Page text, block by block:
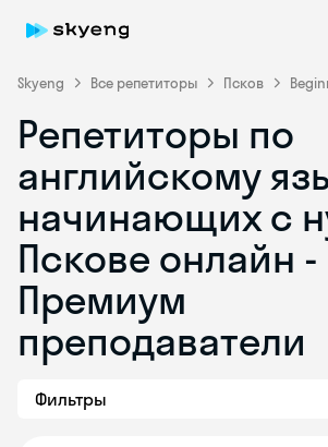
Skyeng Все репетиторы Псков
Репетиторы по
английскому
начинающих с
Пскове онлайн -
Премиум
преподаватели
Фильтры
online